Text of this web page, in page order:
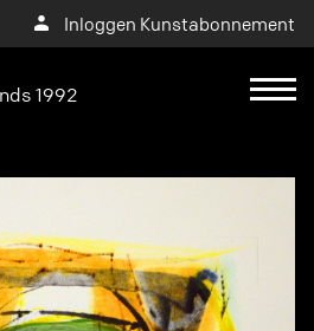
Inloggen Kunstabonnement
1992